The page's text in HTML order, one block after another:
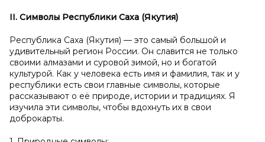
II. Символы Республики Саха (Якутия)
Республика Саха (Якутия) — это самый большой и
удивительный регион России. Он славится не только
своими алмазами и суровой зимой, но и богатой
культурой. Как у человека есть имя и фамилия, так и у
республики есть свои главные символы, которые
рассказывают о её природе, истории и традициях. Я
изучила эти символы, чтобы вдохнуть их в свои
доброкарты.